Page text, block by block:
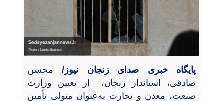
پایگاه خبری صدای زنجان نیوز/محسن
صادقی، استاندار زنجان، از تعیین وزارت
صنعت، معدن و تجارت به‌عنوان متولی تأمین